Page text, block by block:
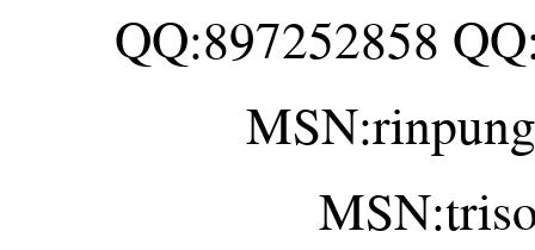
QQ:897252858